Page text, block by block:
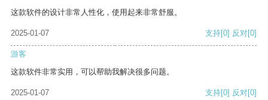
这款软件的设计非常人性化，使用起来非常舒服。
2025-01-07 支持[0] 反对[0]
游客
这款软件非常实用，可以帮助我解决很多问题。
2025-01-07 支持[0] 反对[0]